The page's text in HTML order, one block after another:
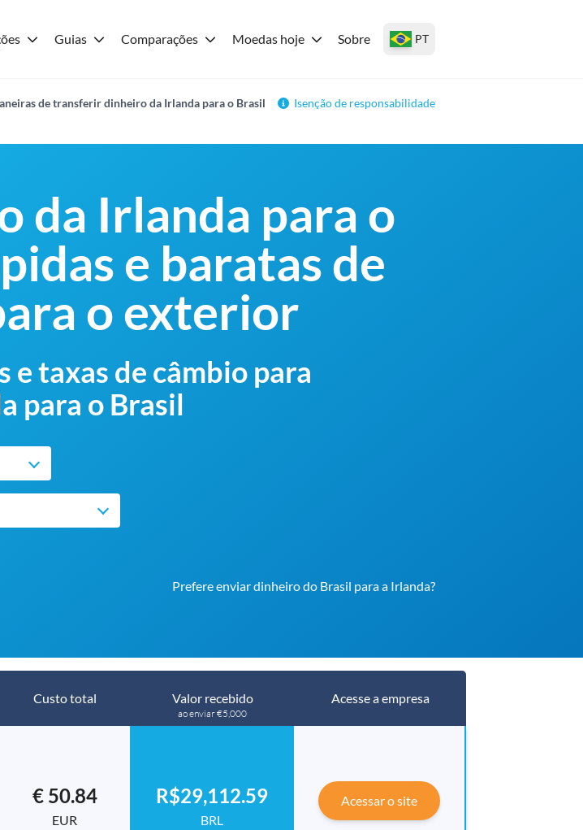
Guias Comparações Moedas hoje Sobre PT
de transferir dinheiro da Irlanda para o Brasil
Isenção de responsabilidade
da Irlanda para o
e baratas de
o exterior
e taxas de câmbio para
para o Brasil
Prefere enviar dinheiro do Brasil para a Irlanda?
Custo total Valor recebido
ao enviar €5,000
Acesse a empresa
€ 50.84
EUR
R$29,112.59
BRL
Acessar o site